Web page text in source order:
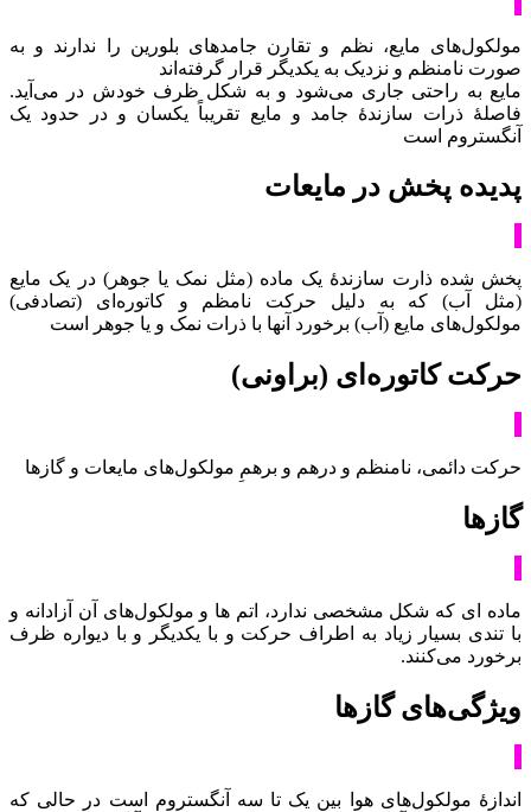
مولکول‌های مایع، نظم و تقارن جامدهای بلورین را ندارند و به
صورت نامنظم و نزدیک به یکدیگر قرار گرفته‌اند
مایع به راحتی جاری می‌شود و به شکل ظرف خودش در می‌آید.
فاصلۀ ذرات سازندۀ جامد و مایع تقریباً یکسان و در حدود یک
آنگستروم است
پدیده پخش در مایعات
پخش شده ذارت سازندۀ یک ماده (مثل نمک یا جوهر) در یک مایع
(مثل آب) که به دلیل حرکت نامظم و کاتوره‌ای (تصادفی)
مولکول‌های مایع (آب) برخورد آنها با ذرات نمک و یا جوهر است
حرکت کاتوره‌ای (براونی)
حرکت دائمی، نامنظم و درهم و برهمِ مولکول‌های مایعات و گازها
گازها
ماده ای که شکل مشخصی ندارد، اتم ها و مولکول‌های آن آزادانه و
با تندی بسیار زیاد به اطراف حرکت و با یکدیگر و با دیواره ظرف
برخورد می‌کنند.
ویژگی‌های گازها
اندازۀ مولکول‌های هوا بین یک تا سه آنگستروم است در حالی که